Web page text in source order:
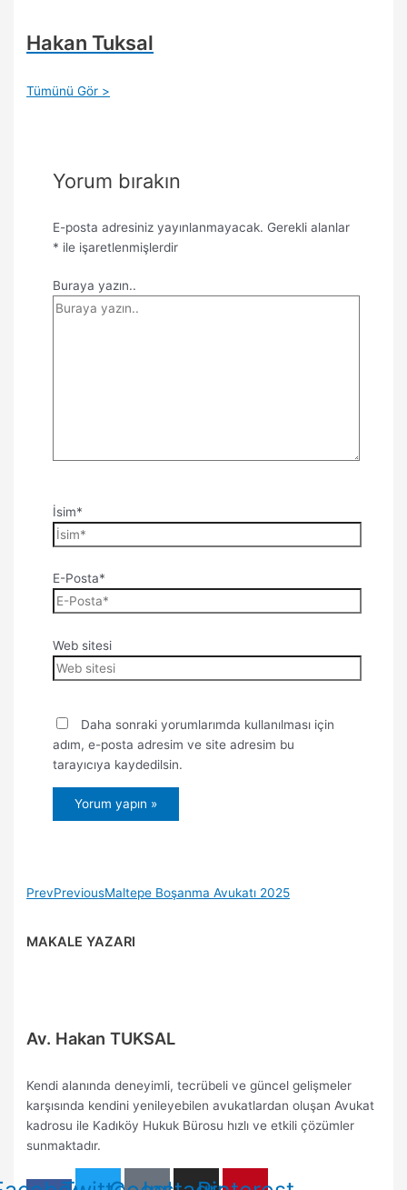
Hakan Tuksal
Tümünü Gör >
Yorum bırakın
E-posta adresiniz yayınlanmayacak. Gerekli alanlar
* ile işaretlenmişlerdir
Buraya yazın..
İsim*
E-Posta*
Web sitesi
Daha sonraki yorumlarımda kullanılması için
adım, e-posta adresim ve site adresim bu
tarayıcıya kaydedilsin.
PrevPreviousMaltepe Boşanma Avukatı 2025
MAKALE YAZARI
Av. Hakan TUKSAL
Kendi alanında deneyimli, tecrübeli ve güncel gelişmeler
karşısında kendini yenileyebilen avukatlardan oluşan Avukat
kadrosu ile Kadıköy Hukuk Bürosu hızlı ve etkili çözümler
sunmaktadır.